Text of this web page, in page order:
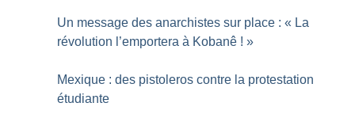
Un message des anarchistes sur place : « La
révolution l’emportera à Kobanê ! »
Mexique : des pistoleros contre la protestation
étudiante